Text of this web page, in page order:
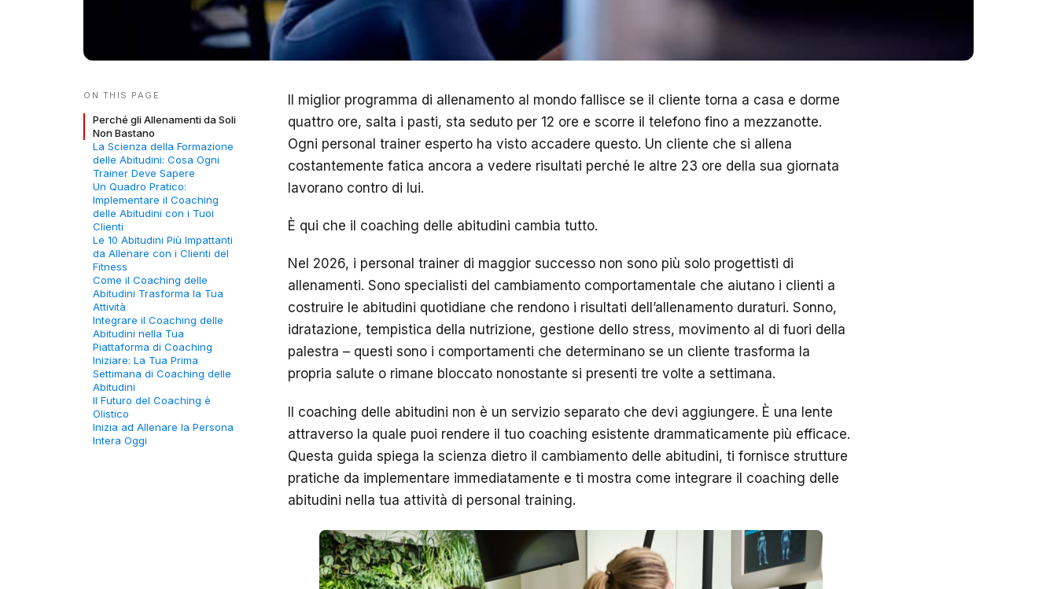
ON THIS PAGE
Perché gli Allenamenti da Soli
Non Bastano
La Scienza della Formazione
delle Abitudini: Cosa Ogni
Trainer Deve Sapere
Un Quadro Pratico:
Implementare il Coaching
delle Abitudini con i Tuoi
Clienti
Le 10 Abitudini Più Impattanti
da Allenare con i Clienti del
Fitness
Come il Coaching delle
Abitudini Trasforma la Tua
Attività
Integrare il Coaching delle
Abitudini nella Tua
Piattaforma di Coaching
Iniziare: La Tua Prima
Settimana di Coaching delle
Abitudini
Il Futuro del Coaching è
Olistico
Inizia ad Allenare la Persona
Intera Oggi
Il miglior programma di allenamento al mondo fallisce se il cliente torna a casa e dorme
quattro ore, salta i pasti, sta seduto per 12 ore e scorre il telefono fino a mezzanotte.
Ogni personal trainer esperto ha visto accadere questo. Un cliente che si allena
costantemente fatica ancora a vedere risultati perché le altre 23 ore della sua giornata
lavorano contro di lui.
È qui che il coaching delle abitudini cambia tutto.
Nel 2026, i personal trainer di maggior successo non sono più solo progettisti di
allenamenti. Sono specialisti del cambiamento comportamentale che aiutano i clienti a
costruire le abitudini quotidiane che rendono i risultati dell’allenamento duraturi. Sonno,
idratazione, tempistica della nutrizione, gestione dello stress, movimento al di fuori della
palestra – questi sono i comportamenti che determinano se un cliente trasforma la
propria salute o rimane bloccato nonostante si presenti tre volte a settimana.
Il coaching delle abitudini non è un servizio separato che devi aggiungere. È una lente
attraverso la quale puoi rendere il tuo coaching esistente drammaticamente più efficace.
Questa guida spiega la scienza dietro il cambiamento delle abitudini, ti fornisce strutture
pratiche da implementare immediatamente e ti mostra come integrare il coaching delle
abitudini nella tua attività di personal training.